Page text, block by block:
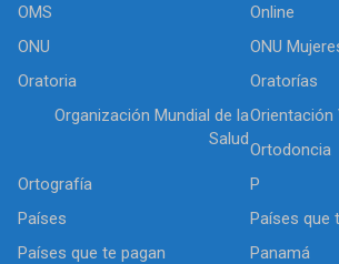
OMS
Online
ONU
ONU
Oratoria
Oratorías
Organización Mundial de la
Salud
Ortodoncia
Ortografía
P
Países
Países que
Países que te pagan
Panamá